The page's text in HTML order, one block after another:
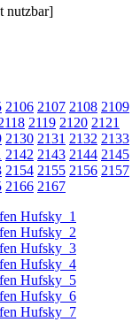
nutzbar]
2106 2107 2108 2109
2119 2120 2121
2130 2131 2132 2133
2142 2143 2144 2145
2154 2155 2156 2157
2166 2167